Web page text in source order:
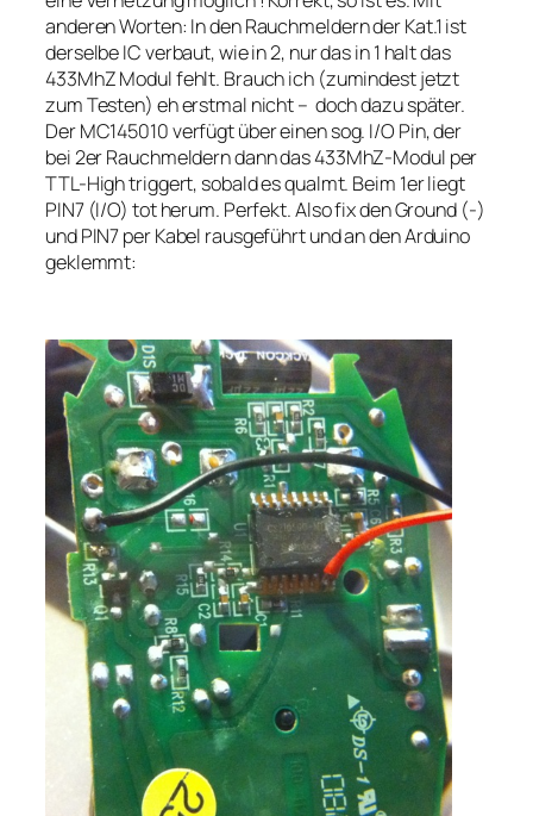
anderen Worten: In den Rauchmeldern der Kat.1 ist
derselbe IC verbaut, wie in 2, nur das in 1 halt das
433MhZ Modul fehlt. Brauch ich (zumindest jetzt
zum Testen) eh erstmal nicht – doch dazu später.
Der MC145010 verfügt über einen sog. I/O Pin, der
bei 2er Rauchmeldern dann das 433MhZ-Modul per
TTL-High triggert, sobald es qualmt. Beim 1er liegt
PIN7 (I/O) tot herum. Perfekt. Also fix den Ground (-)
und PIN7 per Kabel rausgeführt und an den Arduino
geklemmt: